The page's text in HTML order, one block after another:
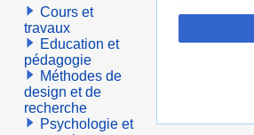
Cours et
travaux
Education et
pédagogie
Méthodes de
design et de
recherche
Psychologie et